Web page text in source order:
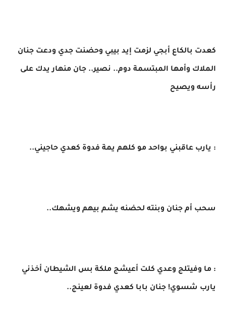
​كعدت بالكاع أبجي لزمت إيد بيبي وحضنت جدي ودعت جنان
الملاك وأمها المبتسمة دوم.. نصير.. جان منهار يدك على
رأسه ويصيح
​: يارب عاقبني بواحد مو كلهم يمة فدوة كعدي حاجيني..
​سحب أم جنان وبنته لحضنه يشم بيهم ويشهك..
: ​ما وفيتلج وعدي كلت أعيشج ملكة بس الشيطان أخذني
يارب شسوي! جنان بابا كعدي فدوة لعينج..